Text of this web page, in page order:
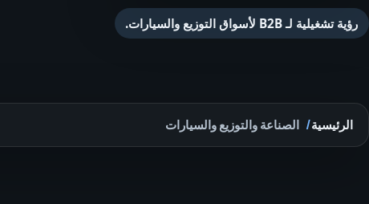
رؤية تشغيلية لـ B2B لأسواق التوزيع والسيارات.
الرئيسية الصناعة والتوزيع والسيارات